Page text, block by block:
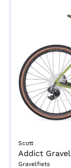
Scott
Addict
Gravelfiets